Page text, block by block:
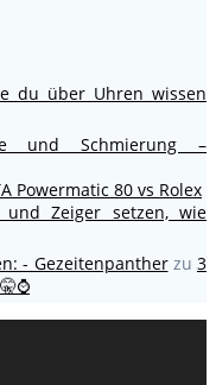
du über Uhren wissen
und Schmierung –
Powermatic 80 vs Rolex
und Zeiger setzen, wie
- Gezeitenpantherzu 3